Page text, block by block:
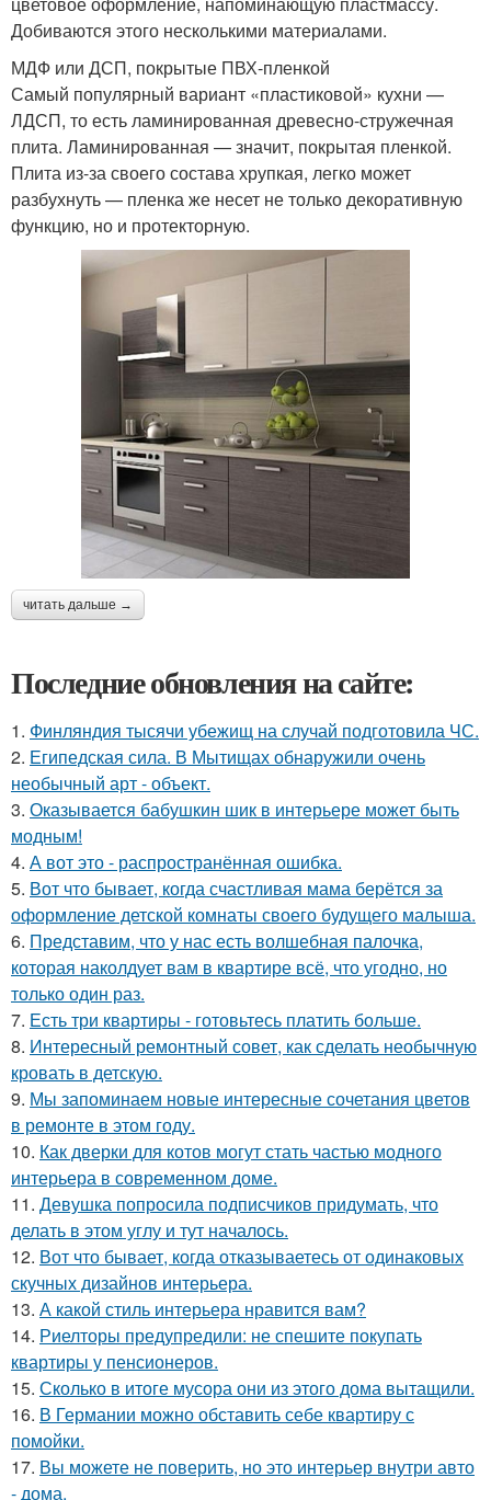
Добиваются этого несколькими материалами.
МДФ или ДСП, покрытые ПВХ-пленкой
Самый популярный вариант «пластиковой» кухни —
ЛДСП, то есть ламинированная древесно-стружечная
плита. Ламинированная — значит, покрытая пленкой.
Плита из-за своего состава хрупкая, легко может
разбухнуть — пленка же несет не только декоративную
функцию, но и протекторную.
читать дальше →
Последние обновления на сайте:
1. Финляндия тысячи убежищ на случай подготовила ЧС.
2. Египедская сила. В Мытищах обнаружили очень
необычный арт - объект.
3. Оказывается бабушкин шик в интерьере может быть
модным!
4. А вот это - распространённая ошибка.
5. Вот что бывает, когда счастливая мама берётся за
оформление детской комнаты своего будущего малыша.
6. Представим, что у нас есть волшебная палочка,
которая наколдует вам в квартире всё, что угодно, но
только один раз.
7. Есть три квартиры - готовьтесь платить больше.
8. Интересный ремонтный совет, как сделать необычную
кровать в детскую.
9. Мы запоминаем новые интересные сочетания цветов
в ремонте в этом году.
10. Как дверки для котов могут стать частью модного
интерьера в современном доме.
11. Девушка попросила подписчиков придумать, что
делать в этом углу и тут началось.
12. Вот что бывает, когда отказываетесь от одинаковых
скучных дизайнов интерьера.
13. А какой стиль интерьера нравится вам?
14. Риелторы предупредили: не спешите покупать
квартиры у пенсионеров.
15. Сколько в итоге мусора они из этого дома вытащили.
16. В Германии можно обставить себе квартиру с
помойки.
17. Вы можете не поверить, но это интерьер внутри авто
- дома.